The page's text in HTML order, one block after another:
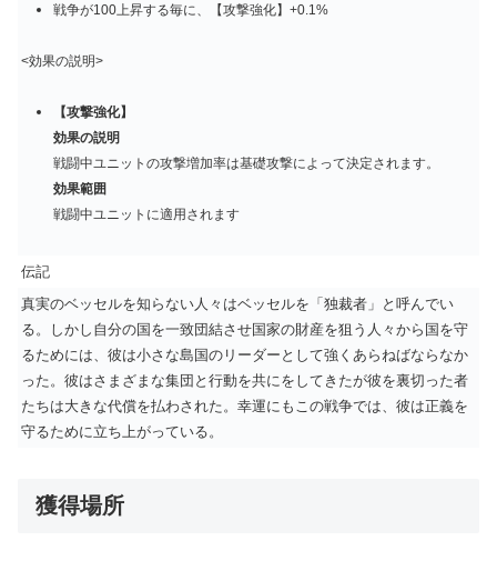
戦争が100上昇する毎に、【攻撃強化】+0.1%
<効果の説明>
【攻撃強化】
効果の説明
戦闘中ユニットの攻撃増加率は基礎攻撃によって決定されます。
効果範囲
戦闘中ユニットに適用されます
伝記
真実のベッセルを知らない人々はベッセルを「独裁者」と呼んでい
る。しかし自分の国を一致団結させ国家の財産を狙う人々から国を守
るためには、彼は小さな島国のリーダーとして強くあらねばならなか
った。彼はさまざまな集団と行動を共にをしてきたが彼を裏切った者
たちは大きな代償を払わされた。幸運にもこの戦争では、彼は正義を
守るために立ち上がっている。
獲得場所